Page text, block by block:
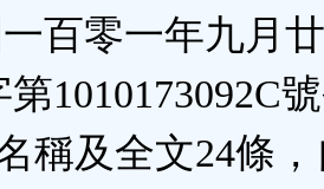
百零一年九月
1010173092C
稱及全文24條